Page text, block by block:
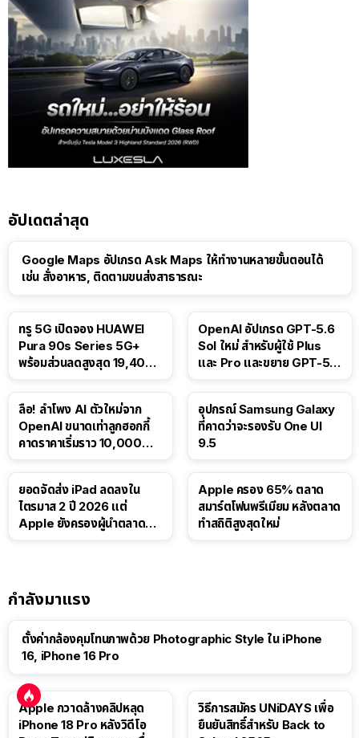
อัปเดตล่าสุด
Google Maps อัปเกรด Ask Maps ให้ทำงานหลายขั้นตอนได้
เช่น สั่งอาหาร, ติดตามขนส่งสาธารณะ
ทรู 5G เปิดจอง HUAWEI
Pura 90s Series 5G+
พร้อมส่วนลดสูงสุด 19,400
OpenAI อัปเกรด GPT-5.6
Sol ใหม่ สำหรับผู้ใช้ Plus
และ Pro และขยาย GPT-5.6
ลือ! ลำโพง AI ตัวใหม่จาก
OpenAI ขนาดเท่าลูกฮอกกี้
คาดราคาเริ่มราว 10,000
อุปกรณ์ Samsung Galaxy
ที่คาดว่าจะรองรับ One UI
9.5
ยอดจัดส่ง iPad ลดลงใน
ไตรมาส 2 ปี 2026 แต่
Apple ยังครองผู้นำตลาด
Apple ครอง 65% ตลาด
สมาร์ตโฟนพรีเมียม หลังตลาด
ทำสถิติสูงสุดใหม่
กำลังมาแรง
ตั้งค่ากล้องคุมโทนภาพด้วย Photographic Style ใน iPhone
16, iPhone 16 Pro
Apple กวาดล้างคลิปหลุด
iPhone 18 Pro หลังวิดีโอ
วิธีการสมัคร UNiDAYS เพื่อ
ยืนยันสิทธิ์สำหรับ Back to